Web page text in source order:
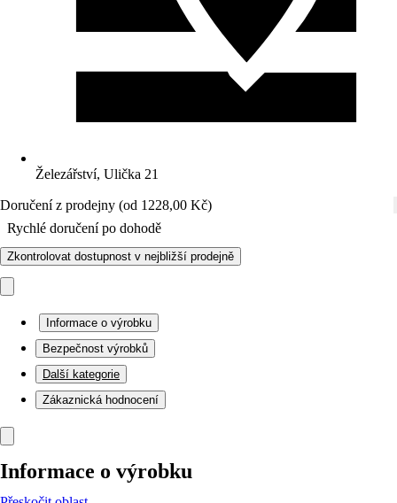
Železářství, Ulička 21
Doručení z prodejny (od 1228,00 Kč)
Rychlé doručení po dohodě
Zkontrolovat dostupnost v nejbližší prodejně
Informace o výrobku
Bezpečnost výrobků
Další kategorie
Zákaznická hodnocení
Informace o výrobku